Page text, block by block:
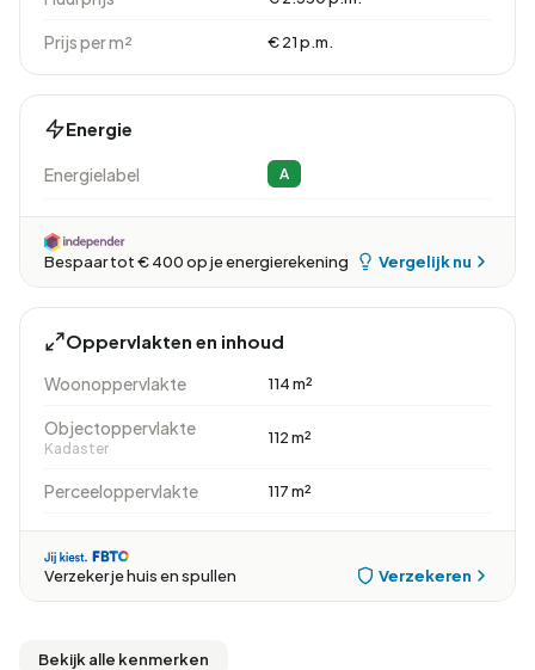
Prijs per m² € 21 p.m.
Energie
Energielabel A
Bespaar tot € 400 op je energierekening Vergelijk nu
Oppervlakten en inhoud
Woonoppervlakte 114 m²
Objectoppervlakte
Kadaster
112 m²
Perceeloppervlakte 117 m²
Verzeker je huis en spullen Verzekeren
Bekijk alle kenmerken